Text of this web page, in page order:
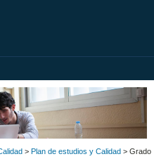
> Plan de estudios y Calidad > Grado